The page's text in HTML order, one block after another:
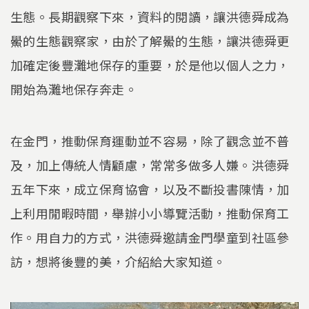
生態。長期觀察下來，資料的閱讀，讓洪德舜成為
鱟的生態觀察家，由於了解鱟的生態，讓洪德舜更
加確定後豐灘地保存的重要，於是他以個人之力，
開始為灘地保存奔走。
在金門，推動保育運動並不容易，除了觀念並不普
及，加上傳統人情顧慮，常常多做多人嫌。洪德舜
五年下來，成立保育協會，以及不斷投書陳情，加
上利用閒暇時間，舉辦小小導覽活動，推動保育工
作。用自力的方式，洪德舜邀請金門學童到社區參
訪，想將後豐的美，介紹給大家知道。